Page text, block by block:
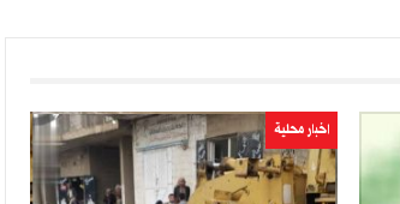
اخبار محلية